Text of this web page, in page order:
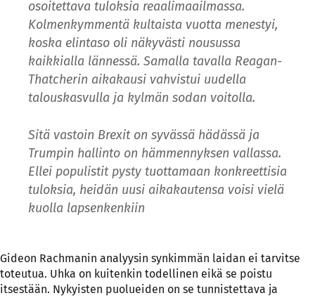
osoitettava tuloksia reaalimaailmassa.
Kolmenkymmentä kultaista vuotta menestyi,
koska elintaso oli näkyvästi nousussa
kaikkialla lännessä. Samalla tavalla Reagan-
Thatcherin aikakausi vahvistui uudella
talouskasvulla ja kylmän sodan voitolla.
Sitä vastoin Brexit on syvässä hädässä ja
Trumpin hallinto on hämmennyksen vallassa.
Ellei populistit pysty tuottamaan konkreettisia
tuloksia, heidän uusi aikakautensa voisi vielä
kuolla lapsenkenkiin
Gideon Rachmanin analyysin synkimmän laidan ei tarvitse
toteutua. Uhka on kuitenkin todellinen eikä se poistu
itsestään. Nykyisten puolueiden on se tunnistettava ja